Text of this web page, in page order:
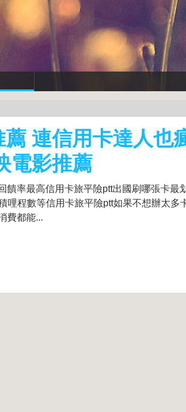
連信用卡達人也
電影推薦
饋率最高信用卡旅平險ptt出國刷哪張卡最
哩程數等信用卡旅平險ptt如果不想辦太多
費都能...